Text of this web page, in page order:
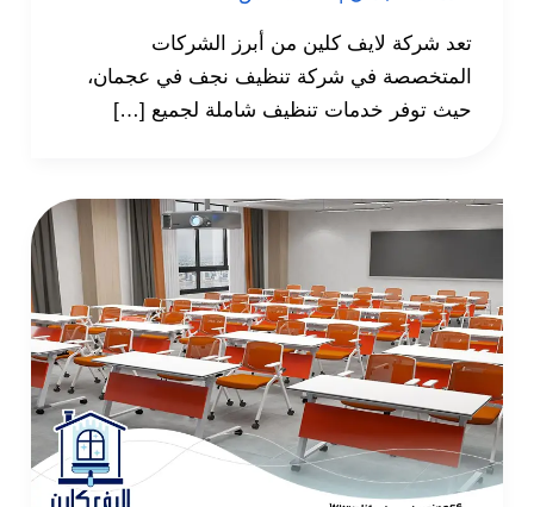
تعد شركة لايف كلين من أبرز الشركات
المتخصصة في شركة تنظيف نجف في عجمان،
حيث توفر خدمات تنظيف شاملة لجميع […]